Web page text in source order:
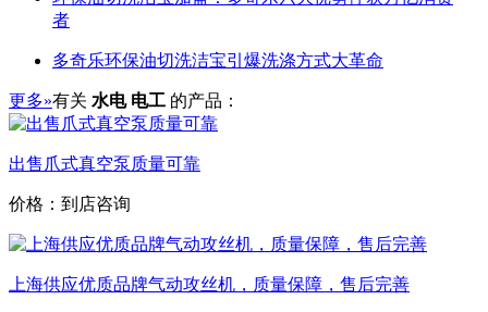
者
多奇乐环保油切洗洁宝引爆洗涤方式大革命
更多»有关 水电 电工 的产品：
出售爪式真空泵质量可靠
价格：到店咨询
上海供应优质品牌气动攻丝机，质量保障，售后完善